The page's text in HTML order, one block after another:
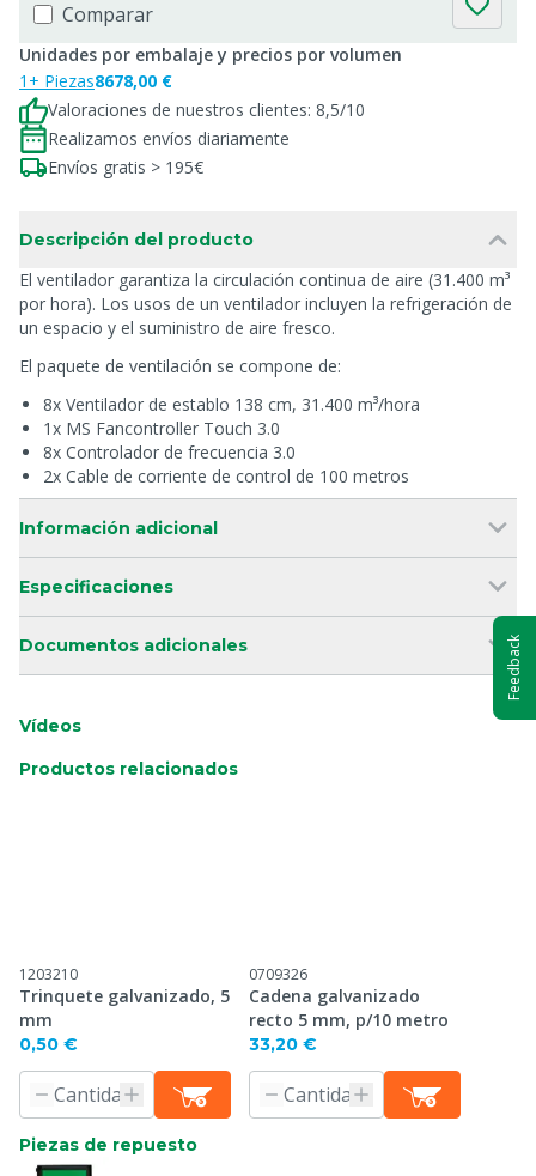
Comparar
Unidades por embalaje y precios por volumen
1+ Piezas8678,00 €
Valoraciones de nuestros clientes: 8,5/10
Realizamos envíos diariamente
Envíos gratis > 195€
Descripción del producto
El ventilador garantiza la circulación continua de aire (31.400 m³
por hora). Los usos de un ventilador incluyen la refrigeración de
un espacio y el suministro de aire fresco.
El paquete de ventilación se compone de:
8x Ventilador de establo 138 cm, 31.400 m³/hora
1x MS Fancontroller Touch 3.0
8x Controlador de frecuencia 3.0
2x Cable de corriente de control de 100 metros
Información adicional
Especificaciones
Documentos adicionales
Vídeos
Productos relacionados
1203210
Trinquete galvanizado, 5
mm
0,50 €
0709326
Cadena galvanizado
recto 5 mm, p/10 metro
33,20 €
Piezas de repuesto
Feedback